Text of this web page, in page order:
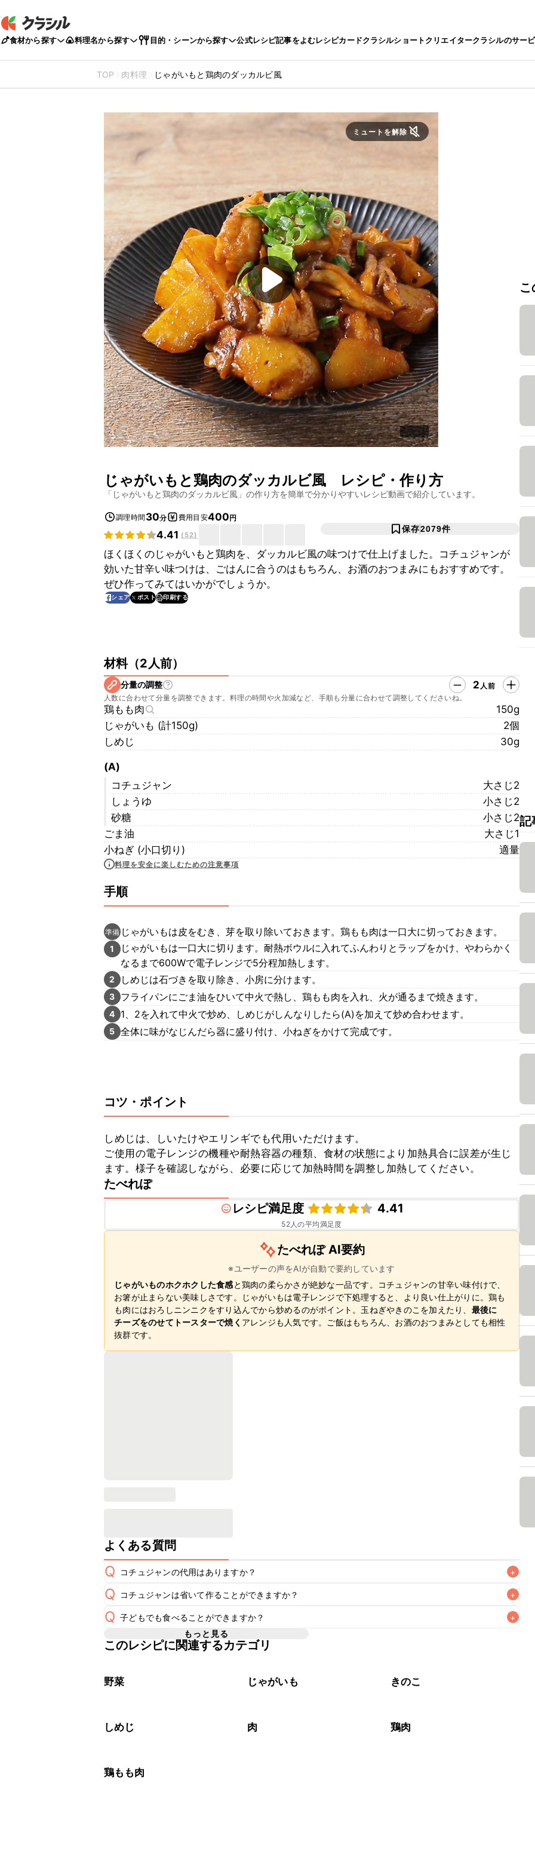
食材から探す 料理名から探す 目的・シーンから探す 公式レシピ記事をよむレシピカードクラシルショートクリエイタークラシルのサー
TOP 肉料理 じゃがいもと鶏肉のダッカルビ風
ミュートを解除
じゃがいもと鶏肉のダッカルビ風 レシピ・作り方
「 じゃがいもと鶏肉のダッカルビ風 」の作り方を簡単で分かりやすいレシピ動画で紹介しています。
調理時間 30分 費用目安400円
4.41 ( 52)
保存2079件
ほくほくのじゃがいもと鶏肉を、ダッカルビ風の味つけで仕上げました。コチュジャンが
効いた甘辛い味つけは、ごはんに合うのはもちろん、お酒のおつまみにもおすすめです。
ぜひ作ってみてはいかがでしょうか。
シェア ポスト 印刷する
材料（2人前）
分量の調整 2 人前
人数に合わせて分量を調整できます。料理の時間や火加減など、手順も分量に合わせて調整してくださいね。
鶏もも肉
150g
じゃがいも (計150g)
2個
しめじ
30g
(A)
コチュジャン
大さじ2
しょうゆ
小さじ2
砂糖
小さじ2
ごま油
大さじ1
小ねぎ (小口切り)
適量
料理を安全に楽しむための注意事項
手順
準備 じゃがいもは皮をむき、芽を取り除いておきます。鶏もも肉は一口大に切っておきます。
1
じゃがいもは一口大に切ります。耐熱ボウルに入れてふんわりとラップをかけ、やわらかく
なるまで600Wで電子レンジで5分程加熱します。
2 しめじは石づきを取り除き、小房に分けます。
3 フライパンにごま油をひいて中火で熱し、鶏もも肉を入れ、火が通るまで焼きます。
4 1、2を入れて中火で炒め、しめじがしんなりしたら(A)を加えて炒め合わせます。
5 全体に味がなじんだら器に盛り付け、小ねぎをかけて完成です。
コツ・ポイント
しめじは、しいたけやエリンギでも代用いただけます。
ご使用の電子レンジの機種や耐熱容器の種類、食材の状態により加熱具合に誤差が生じ
ます。様子を確認しながら、必要に応じて加熱時間を調整し加熱してください。
たべれぽ
レシピ満足度
4.41
52人の平均満足度
たべれぽ AI要約
※ユーザーの声をAIが自動で要約しています
じゃがいものホクホクした食感と鶏肉の柔らかさが絶妙な一品です。コチュジャンの甘辛い味付けで、
お箸が止まらない美味しさです。じゃがいもは電子レンジで下処理すると、より良い仕上がりに。鶏も
も肉にはおろしニンニクをすり込んでから炒めるのがポイント。玉ねぎやきのこを加えたり、 最後に
チーズをのせてトースターで焼く アレンジも人気です。ご飯はもちろん、お酒のおつまみとしても相性
抜群です。
よくある質問
Q コチュジャンの代用はありますか？ +
A
Q コチュジャンは省いて作ることができますか？ +
使用量が少ない場合は省いてもお作りいただけますが、メインの味付けとして使用している場合は
省くと味がぼやける可能性があるため、
ます。
Q 子どもでも食べることができますか？ +
コチュジャンは甘辛い風味が特徴の食材なため、お子様や辛い味付けが苦手な方は風味や刺激を強
ピをご利用いただけますと幸いです。
もっと見る
このレシピに関連するカテゴリ
野菜 じゃがいも きのこ
しめじ 肉 鶏肉
鶏もも肉
記